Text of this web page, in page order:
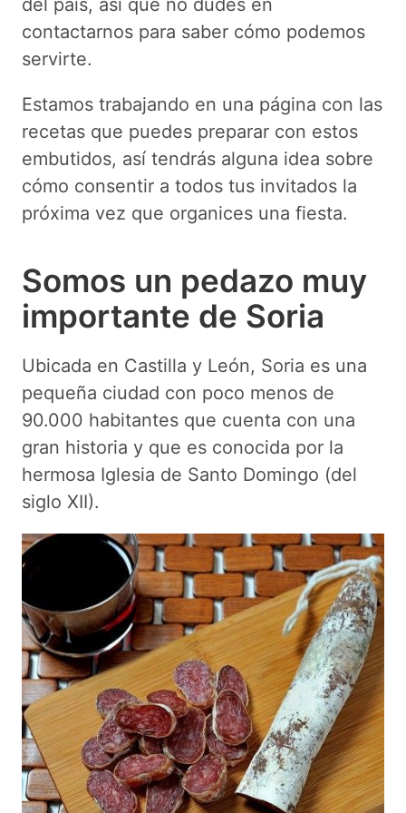
del país, así que no dudes en
contactarnos para saber cómo podemos
servirte.
Estamos trabajando en una página con las
recetas que puedes preparar con estos
embutidos, así tendrás alguna idea sobre
cómo consentir a todos tus invitados la
próxima vez que organices una fiesta.
Somos un pedazo muy
importante de Soria
Ubicada en Castilla y León, Soria es una
pequeña ciudad con poco menos de
90.000 habitantes que cuenta con una
gran historia y que es conocida por la
hermosa Iglesia de Santo Domingo (del
siglo XII).